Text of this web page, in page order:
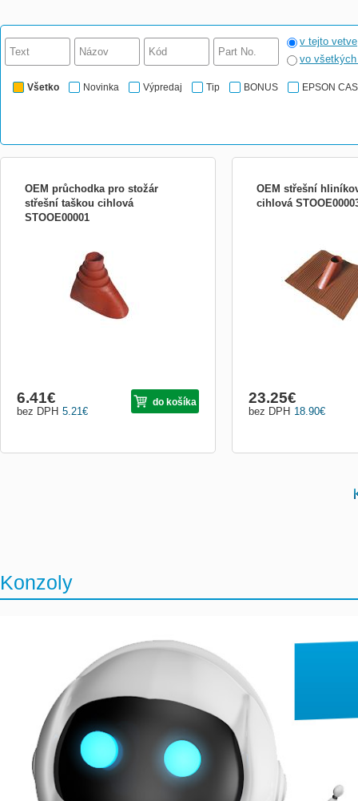
v tejto vetve
vo
Všetko Novinka Výpredaj Tip BONUS EPSON
OEM průchodka pro stožár
střešní taškou cihlová
STOOE00001
5.21€
bez DPH
6.41€ do košíka
OEM střešní
cihlová
18.90€
bez DPH
23.25€
Konzoly